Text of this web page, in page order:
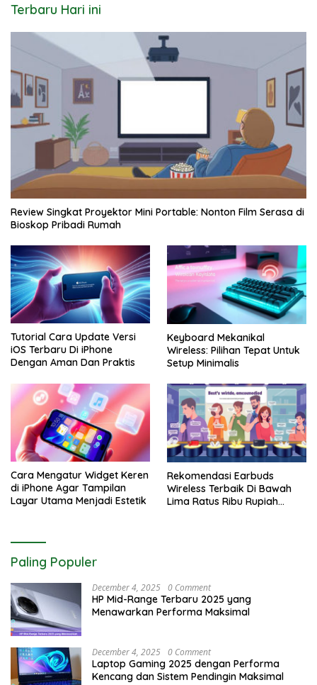
Terbaru Hari ini
Review Singkat Proyektor Mini Portable: Nonton Film Serasa di
Bioskop Pribadi Rumah
Tutorial Cara Update Versi
iOS Terbaru Di iPhone
Dengan Aman Dan Praktis
Keyboard Mekanikal
Wireless: Pilihan Tepat Untuk
Setup Minimalis
Cara Mengatur Widget Keren
di iPhone Agar Tampilan
Layar Utama Menjadi Estetik
Rekomendasi Earbuds
Wireless Terbaik Di Bawah
Lima Ratus Ribu Rupiah
Paling Populer
December 4, 2025 0 Comment
HP Mid-Range Terbaru 2025 yang
Menawarkan Performa Maksimal
December 4, 2025 0 Comment
Laptop Gaming 2025 dengan Performa
Kencang dan Sistem Pendingin Maksimal